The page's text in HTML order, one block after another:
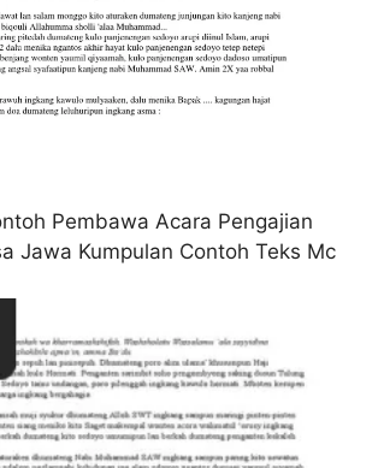
Pembawa Acara Pengajian
Jawa Kumpulan Contoh Teks Mc